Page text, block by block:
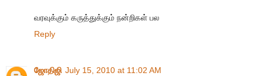
வரவுக்கும் கருத்துக்கும் நன்றிகள் பல
Reply
ஜோதிஜி July 15, 2010 at 11:02 AM